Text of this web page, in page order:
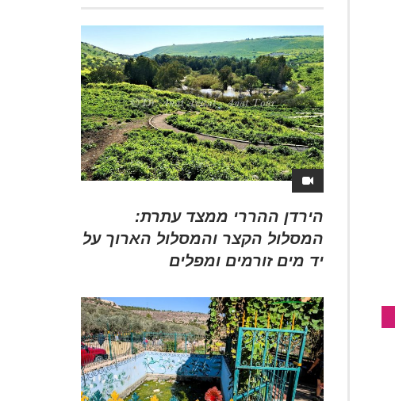
הירדן ההררי ממצד עתרת:
המסלול הקצר והמסלול הארוך על
יד מים זורמים ומפלים